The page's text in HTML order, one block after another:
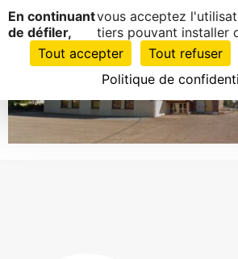
Salle d’animation
Panneau de gestion des cookies
En continuant
de défiler,
vous acceptez
tiers pouvant installer
Tout accepter
Tout refuser
Politique de